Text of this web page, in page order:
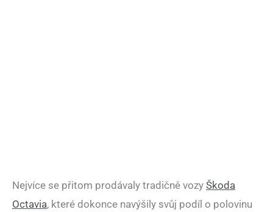
Nejvíce se přitom prodávaly tradičně vozy Škoda
Octavia, které dokonce navýšily svůj podíl o polovinu